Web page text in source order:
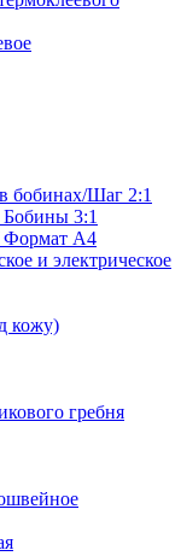
бобинах/Шаг 2:1
Бобины 3:1
Формат А4
и электрическое
кожу)
гребня